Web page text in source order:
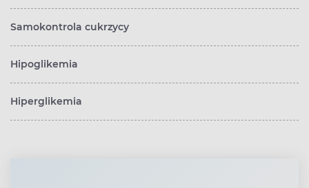
Samokontrola cukrzycy
Hipoglikemia
Hiperglikemia